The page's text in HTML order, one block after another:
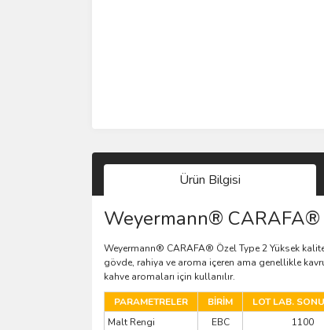
Ürün Bilgisi
Weyermann® CARAFA®
Weyermann® CARAFA® Özel Type 2 Yüksek
gövde, rahiya ve aroma içeren ama genellikle
kahve aromaları için kullanılır.
PARAMETRELER
BİRİM
LOT LAB.
Malt Rengi
EBC
1100